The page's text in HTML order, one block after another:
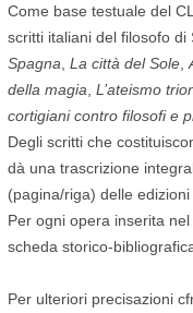
Come base testuale del
scritti italiani del filosofo di
Spagna, La città del Sole,
della magia, L’ateismo
cortigiani contro filosofi e
Degli scritti che
dà una trascrizione
(pagina/riga) delle edizioni
Per ogni opera inserita
scheda storico-
Per ulteriori precisazioni